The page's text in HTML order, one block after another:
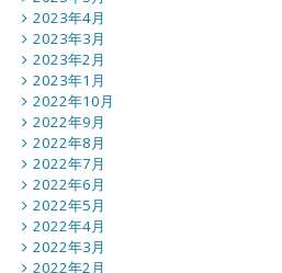
2023年4月
2023年3月
2023年2月
2023年1月
2022年10月
2022年9月
2022年8月
2022年7月
2022年6月
2022年5月
2022年4月
2022年3月
2022年2月